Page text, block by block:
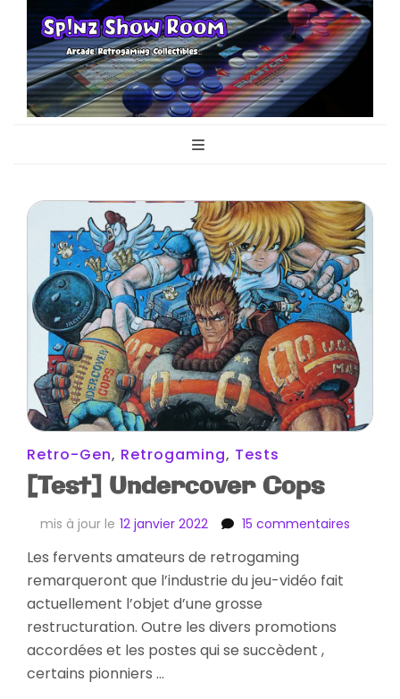
Sp!nz Show
Room
Retro-Gen, Retrogaming, Tests
[Test] Undercover Cops
mis à jour le 12 janvier 2022 15 commentaires
Les fervents amateurs de retrogaming
remarqueront que l’industrie du jeu-vidéo fait
actuellement l’objet d’une grosse
restructuration. Outre les divers promotions
accordées et les postes qui se succèdent ,
certains pionniers …